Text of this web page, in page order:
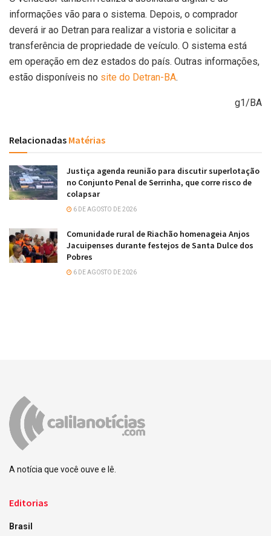
informações vão para o sistema. Depois, o comprador
deverá ir ao Detran para realizar a vistoria e solicitar a
transferência de propriedade de veículo. O sistema está
em operação em dez estados do país. Outras informações,
estão disponíveis no site do Detran-BA.
g1/BA
Relacionadas Matérias
Justiça agenda reunião para discutir superlotação
no Conjunto Penal de Serrinha, que corre risco de
colapsar
6 DE AGOSTO DE 2026
Comunidade rural de Riachão homenageia Anjos
Jacuipenses durante festejos de Santa Dulce dos
Pobres
6 DE AGOSTO DE 2026
A notícia que você ouve e lê.
Editorias
Brasil